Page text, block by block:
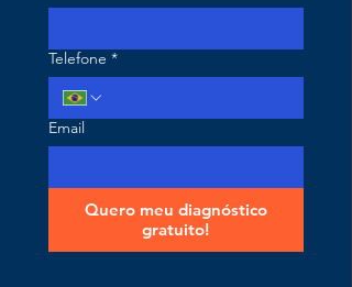
Telefone *
Email
Quero meu diagnóstico
gratuito!